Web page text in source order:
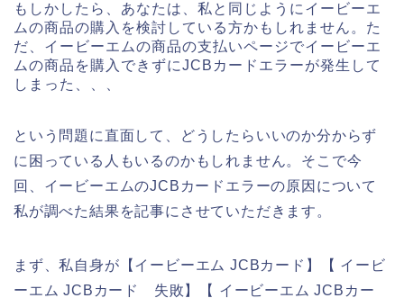
もしかしたら、あなたは、私と同じようにイービーエ
ムの商品の購入を検討している方かもしれません。た
だ、イービーエムの商品の支払いページでイービーエ
ムの商品を購入できずにJCBカードエラーが発生して
しまった、、、
という問題に直面して、どうしたらいいのか分からず
に困っている人もいるのかもしれません。そこで今
回、イービーエムのJCBカードエラーの原因について
私が調べた結果を記事にさせていただきます。
まず、私自身が【イービーエム JCBカード】【 イービ
ーエム JCBカード 失敗】【 イービーエム JCBカー